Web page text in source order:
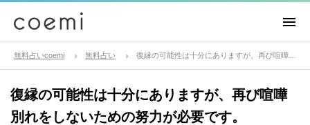
無料占いcoemi 無料占い
復縁の可能性は十分にありますが、再び喧嘩
別れをしないための努力が必要です。